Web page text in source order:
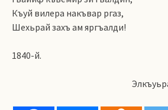
Къуй вилера накъвар ргаз,
Шехьрай захъ ам яргъалди!
1840-й.